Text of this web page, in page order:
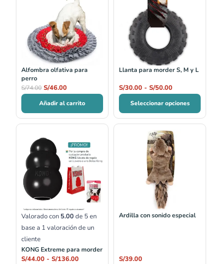
Alfombra olfativa para
perro
S/74.00
original
S/74.00.
S/46.00
actual
es:
S/46.00.
Añadir al carrito
Llanta para morder S, M y L
S/30.00 - S/50.00
desde
S/30.00
hasta
S/50.00
Seleccionar opciones
Valorado con 5.00de 5 en
base a 1 valoración de un
cliente
KONG Extreme para morder
S/44.00 - S/136.00
de
precios:
desde
S/44.00
hasta
S/136.00
Ardilla con sonido especial
S/39.00